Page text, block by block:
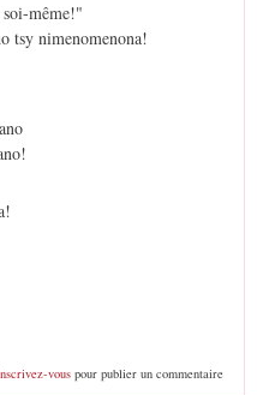
même!"
tsy nimenomenona!
vouspour publier un commentaire